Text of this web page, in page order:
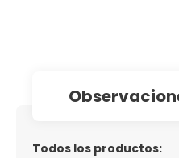
Todos los productos: